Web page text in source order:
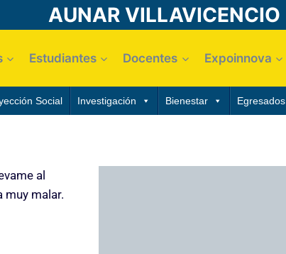
AUNAR VILLAVICENCIO
Estudiantes Docentes Expoinnova
Social Investigación Bienestar Egresados
al
muy malar.